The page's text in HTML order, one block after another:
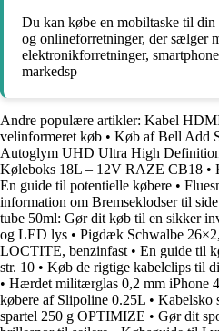
Du kan købe en mobiltaske til
og onlineforretninger, der sælger
elektronikforretninger,
markedsp
Andre populære artikler: Kabel
velinformeret køb • Køb af Bell Add
Autoglym UHD Ultra High
Køleboks 18L – 12V RAZE CB18 •
En guide til potentielle købere •
information om Bremseklodser til
tube 50ml: Gør dit køb til en sikker
og LED lys • Pigdæk Schwalbe
LOCTITE, benzinfast • En guide til
str. 10 • Køb de rigtige kabelclips til
• Hærdet militærglas 0,2 mm iPhone
købere af Slipoline 0.25L • Kabelsko
spartel 250 g OPTIMIZE • Gør dit